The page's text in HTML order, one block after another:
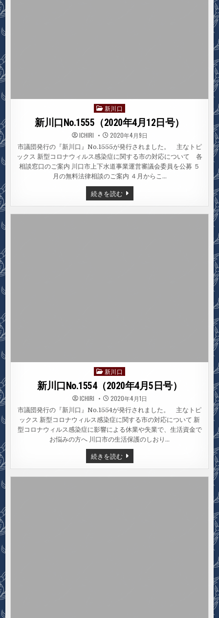
Posted
in
新川口
新川口No.1555（2020年4月12日号）
ICHIRI 2020年4月9日
市議団発行の『新川口』No.1555が発行されました。 主なトピ
ックス 新型コロナウィルス感染症に関する市の対応について 各
相談窓口のご案内 川口市上下水道事業運営審議会委員を公募 ５
月の無料法律相談のご案内 ４月からこ…
続きを読む新
川
口
Posted
in
新川口
新川口No.1554（2020年4月5日号）
ICHIRI 2020年4月1日
市議団発行の『新川口』No.1554が発行されました。 主なトピ
ックス 新型コロナウィルス感染症に関する市の対応について 新
型コロナウィルス感染症に影響による休業や失業で、生活資金で
お悩みの方へ 川口市の生活保護のしおり…
続きを読む新
川
口
NO.1554（2020